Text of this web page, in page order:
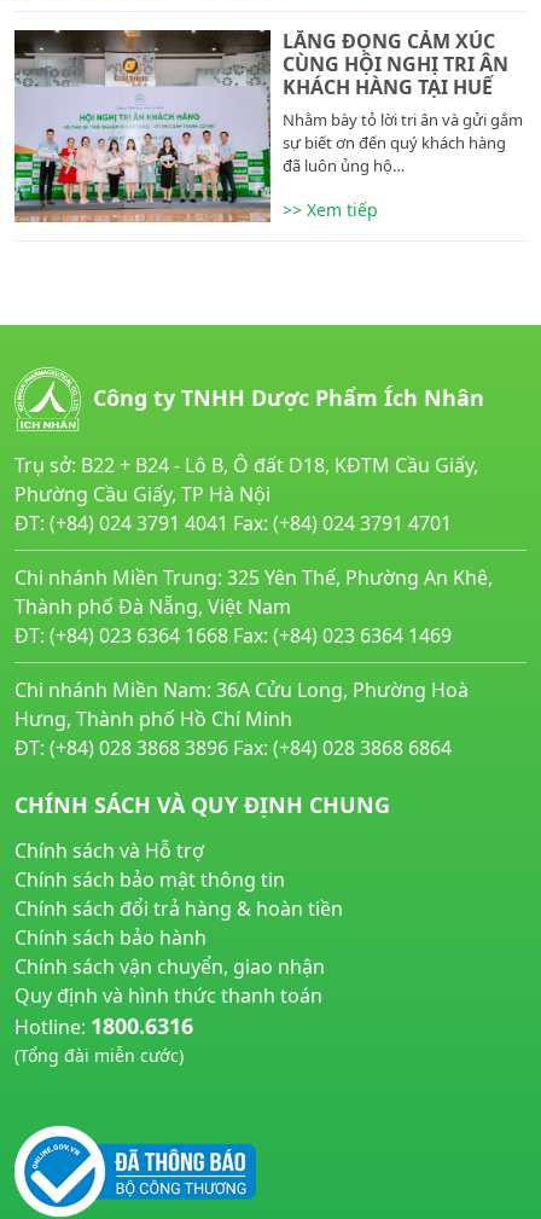
LẮNG ĐỌNG CẢM XÚC
CÙNG HỘI NGHỊ TRI ÂN
KHÁCH HÀNG TẠI HUẾ
Nhằm bày tỏ lời tri ân và gửi gắm
sự biết ơn đến quý khách hàng
đã luôn ủng hộ…
>> Xem tiếp
Công ty TNHH Dược Phẩm Ích Nhân
Trụ sở: B22 + B24 - Lô B, Ô đất D18, KĐTM Cầu Giấy,
Phường Cầu Giấy, TP Hà Nội
ĐT: (+84) 024 3791 4041 Fax: (+84) 024 3791 4701
Chi nhánh Miền Trung: 325 Yên Thế, Phường An Khê,
Thành phố Đà Nẵng, Việt Nam
ĐT: (+84) 023 6364 1668 Fax: (+84) 023 6364 1469
Chi nhánh Miền Nam: 36A Cửu Long, Phường Hoà
Hưng, Thành phố Hồ Chí Minh
ĐT: (+84) 028 3868 3896 Fax: (+84) 028 3868 6864
CHÍNH SÁCH VÀ QUY ĐỊNH CHUNG
Chính sách và Hỗ trợ
Chính sách bảo mật thông tin
Chính sách đổi trả hàng & hoàn tiền
Chính sách bảo hành
Chính sách vận chuyển, giao nhận
Quy định và hình thức thanh toán
Hotline: 1800.6316
(Tổng đài miễn cước)